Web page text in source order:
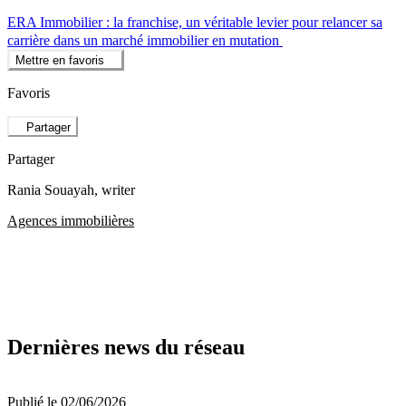
ERA Immobilier : la franchise, un véritable levier pour relancer sa
carrière dans un marché immobilier en mutation
Mettre en favoris
Favoris
Partager
Partager
Rania Souayah, writer
Agences immobilières
Dernières news du réseau
Publié le 02/06/2026